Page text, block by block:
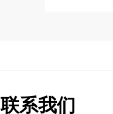
联系我们